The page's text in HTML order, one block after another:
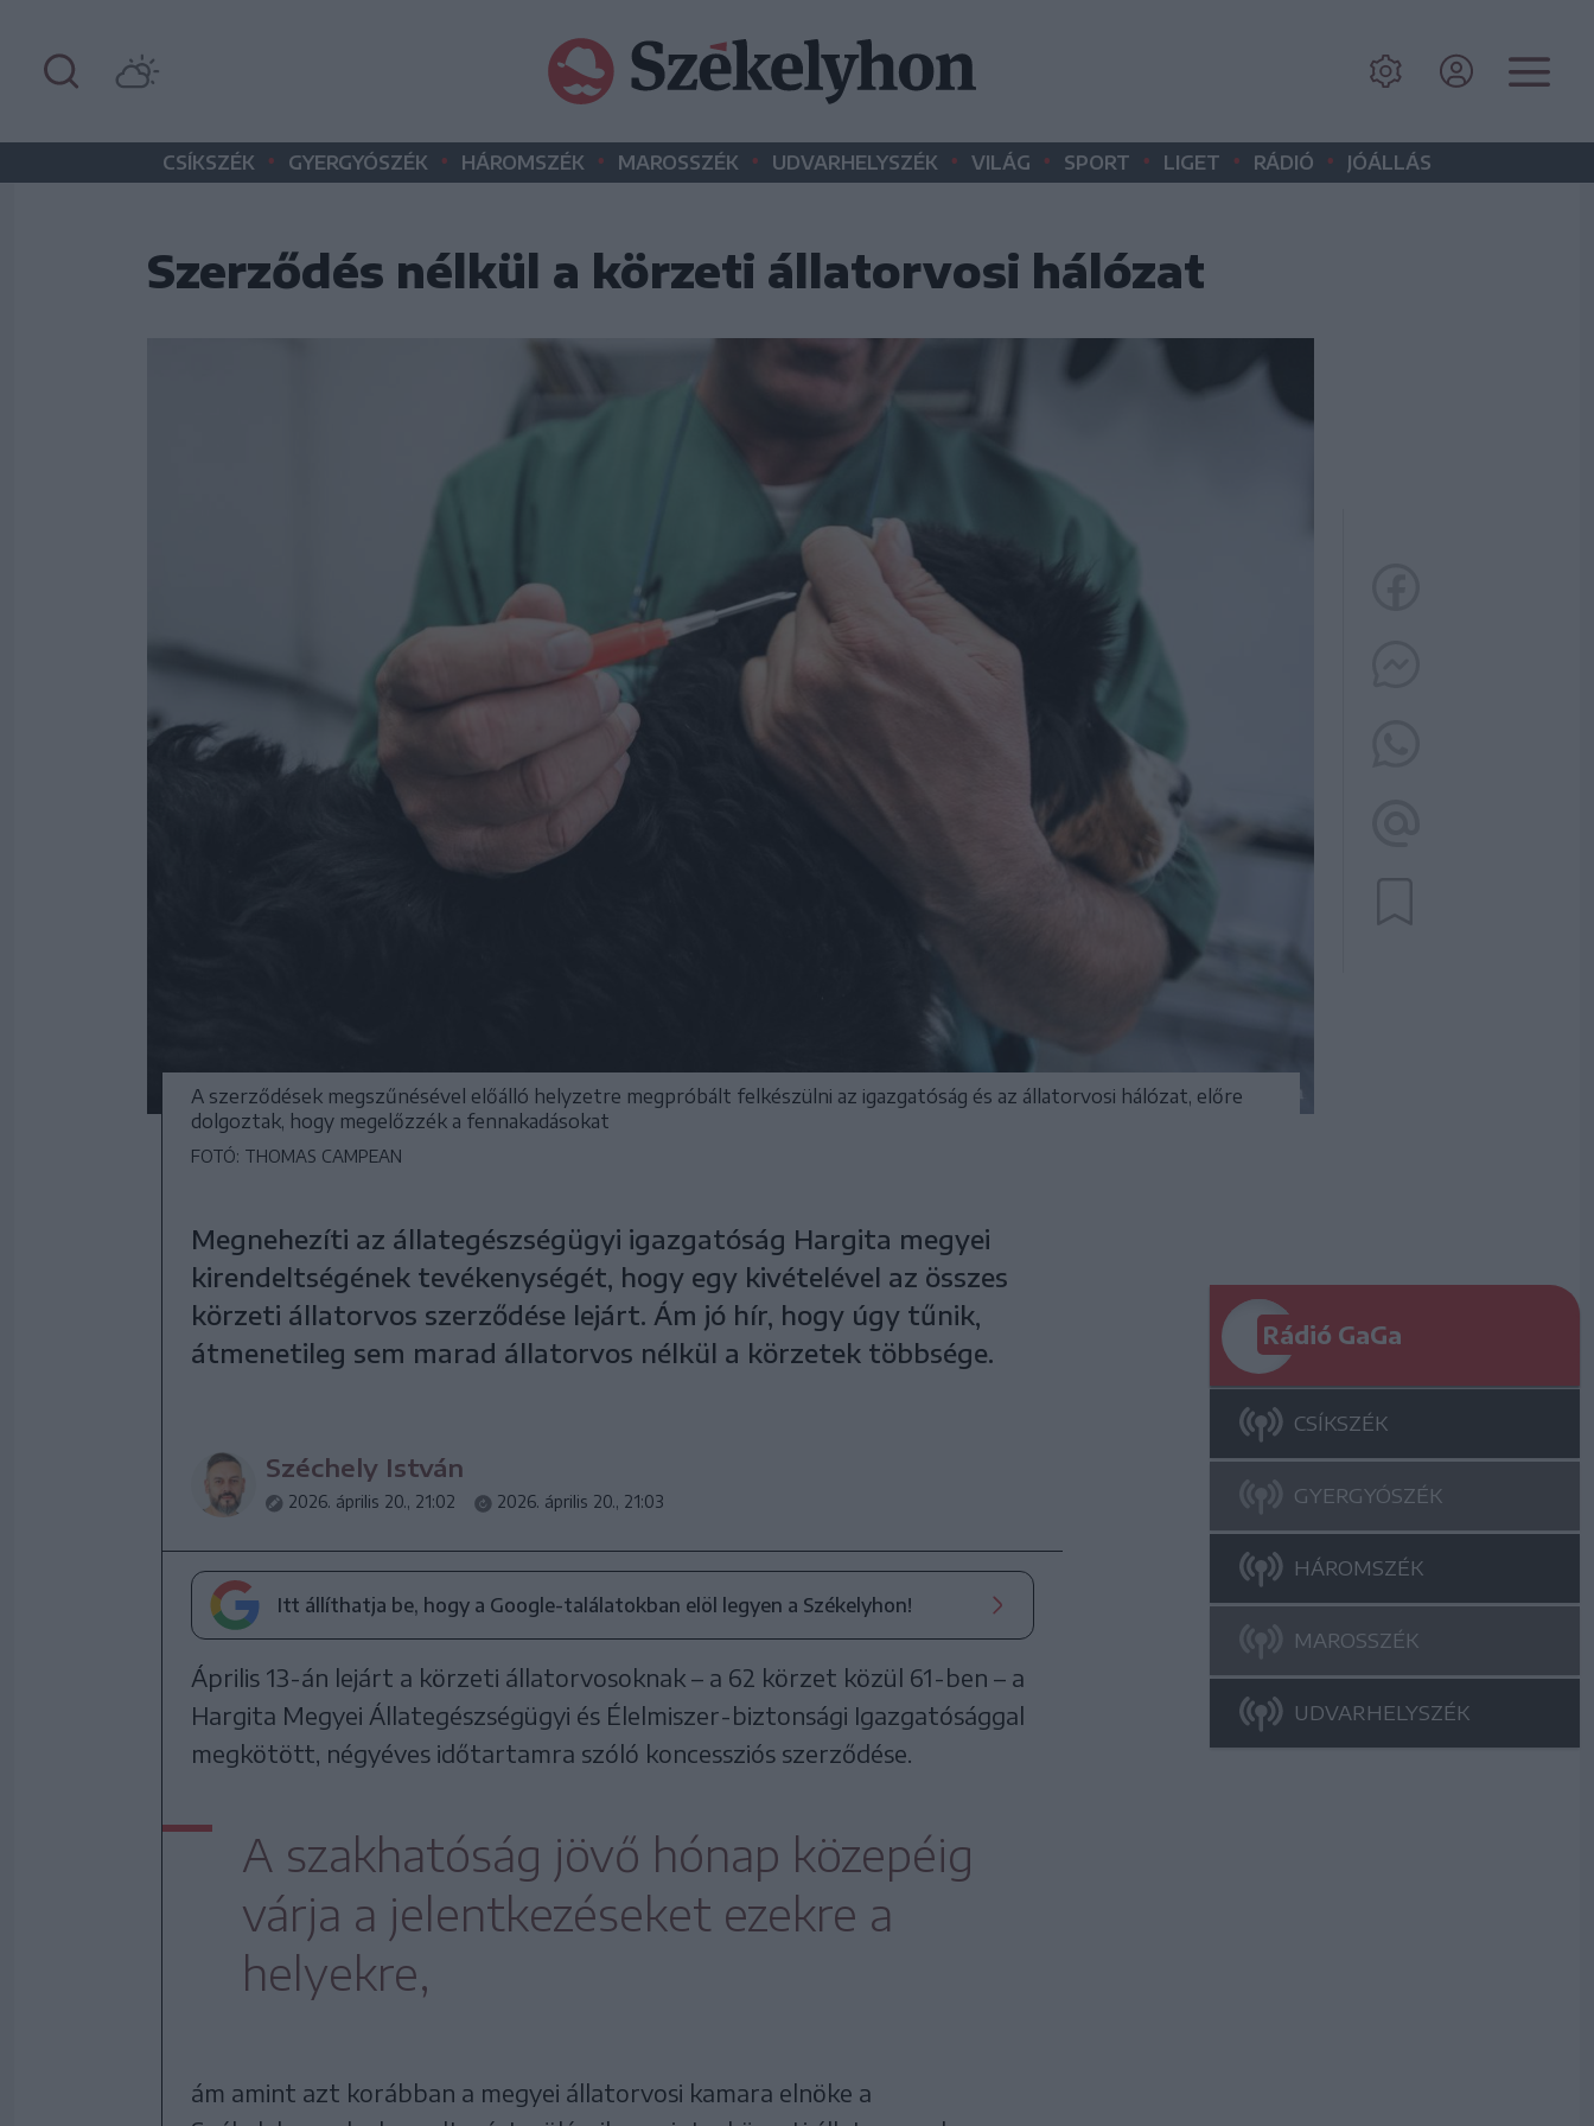
CSÍKSZÉK • GYERGYÓSZÉK • HÁROMSZÉK • MAROSSZÉK • UDVARHELYSZÉK • VILÁG • SPORT • LIGET • RÁDIÓ • JÓÁLLÁS
Szerződés nélkül a körzeti állatorvosi hálózat
A szerződések megszűnésével előálló helyzetre megpróbált felkészülni az igazgatóság és az állatorvosi hálózat, előre
dolgoztak, hogy megelőzzék a fennakadásokat
FOTÓ: THOMAS CAMPEAN
Megnehezíti az állategészségügyi igazgatóság Hargita megyei
kirendeltségének tevékenységét, hogy egy kivételével az összes
körzeti állatorvos szerződése lejárt. Ám jó hír, hogy úgy tűnik,
átmenetileg sem marad állatorvos nélkül a körzetek többsége.
Széchely István
2026. április 20., 21:02 2026. április 20., 21:03
Itt állíthatja be, hogy a Google-találatokban elöl legyen a Székelyhon!
Április 13-án lejárt a körzeti állatorvosoknak – a 62 körzet közül 61-ben – a
Hargita Megyei Állategészségügyi és Élelmiszer-biztonsági Igazgatósággal
megkötött, négyéves időtartamra szóló koncessziós szerződése.
A szakhatóság jövő hónap közepéig
várja a jelentkezéseket ezekre a
helyekre,
ám amint azt korábban a megyei állatorvosi kamara elnöke a
Rádió GaGa
CSÍKSZÉK
GYERGYÓSZÉK
HÁROMSZÉK
MAROSSZÉK
UDVARHELYSZÉK